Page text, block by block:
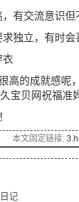
有交流意识但
独立，有时会
衣
高的成就感呢
宝贝网祝福准
！
本文固定链接:
记